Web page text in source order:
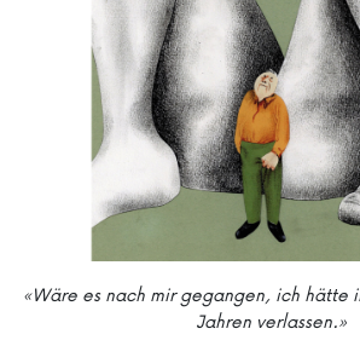
«Wäre es nach mir gegangen, ich hätte
Jahren verlassen.»